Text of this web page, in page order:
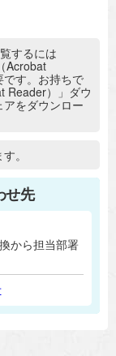
するには
Acrobat
す。お持ちで
Reader）」ダウ
をダウンロー
。
せ先
から担当部署